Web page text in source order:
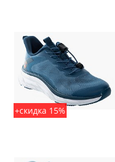
+скидка 15%